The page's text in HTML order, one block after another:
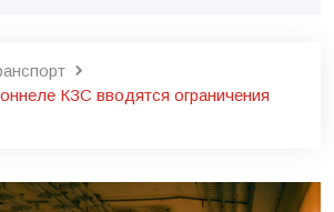
КЗС вводятся ограничения